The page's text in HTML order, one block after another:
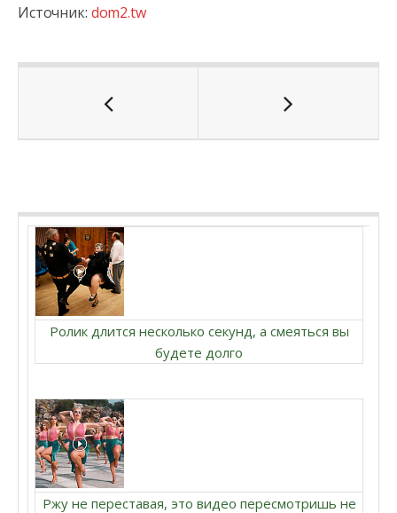
Источник: dom2.tw
Ролик длится несколько секунд, а смеяться вы
будете долго
Ржу не переставая, это видео пересмотришь не